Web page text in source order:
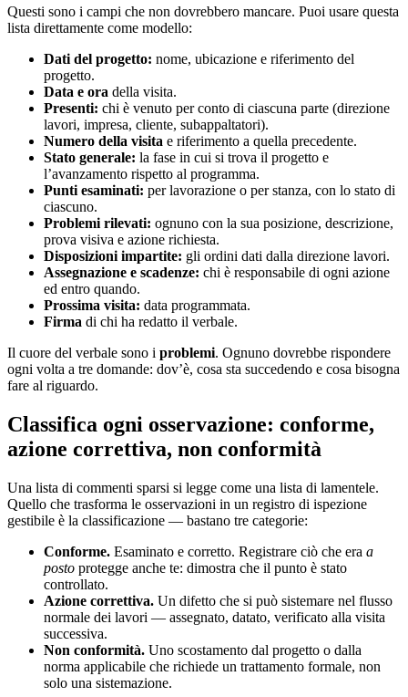
Questi sono i campi che non dovrebbero mancare. Puoi usare questa
lista direttamente come modello:
Dati del progetto: nome, ubicazione e riferimento del
progetto.
Data e ora della visita.
Presenti: chi è venuto per conto di ciascuna parte (direzione
lavori, impresa, cliente, subappaltatori).
Numero della visita e riferimento a quella precedente.
Stato generale: la fase in cui si trova il progetto e
l’avanzamento rispetto al programma.
Punti esaminati: per lavorazione o per stanza, con lo stato di
ciascuno.
Problemi rilevati: ognuno con la sua posizione, descrizione,
prova visiva e azione richiesta.
Disposizioni impartite: gli ordini dati dalla direzione lavori.
Assegnazione e scadenze: chi è responsabile di ogni azione
ed entro quando.
Prossima visita: data programmata.
Firma di chi ha redatto il verbale.
Il cuore del verbale sono i problemi. Ognuno dovrebbe rispondere
ogni volta a tre domande: dov’è, cosa sta succedendo e cosa bisogna
fare al riguardo.
Classifica ogni osservazione: conforme,
azione correttiva, non conformità
Una lista di commenti sparsi si legge come una lista di lamentele.
Quello che trasforma le osservazioni in un registro di ispezione
gestibile è la classificazione — bastano tre categorie:
Conforme. Esaminato e corretto. Registrare ciò che era a
posto protegge anche te: dimostra che il punto è stato
controllato.
Azione correttiva. Un difetto che si può sistemare nel flusso
normale dei lavori — assegnato, datato, verificato alla visita
successiva.
Non conformità. Uno scostamento dal progetto o dalla
norma applicabile che richiede un trattamento formale, non
solo una sistemazione.